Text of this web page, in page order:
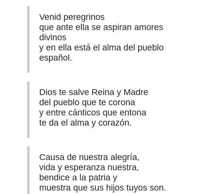
Venid peregrinos
que ante ella se aspiran amores
divinos
y en ella está el alma del pueblo
español.
Dios te salve Reina y Madre
del pueblo que te corona
y entre cánticos que entona
te da el alma y corazón.
Causa de nuestra alegría,
vida y esperanza nuestra,
bendice a la patria y
muestra que sus hijos tuyos son.